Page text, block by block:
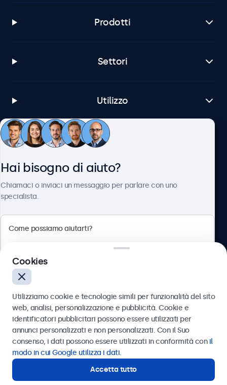
Prodotti
Settori
Utilizzo
Servizio Clienti
Italiano
Hai bisogno di aiuto?
Chiamaci o inviaci un messaggio per parlare con uno
specialista.
Inviare
Oppure chiamaci al
Contatta i nostri esperti
Cookies
Utilizziamo cookie e tecnologie simili per funzionalità del sito
web, analisi, personalizzazione e pubblicità. Cookie e
identificatori pubblicitari possono essere utilizzati per
annunci personalizzati e non personalizzati. Con il Suo
consenso, i dati possono essere utilizzati in conformità con il
modo in cui Google utilizza i dati.
Accetta tutto